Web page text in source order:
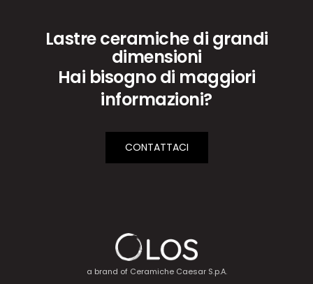
Lastre ceramiche di grandi
dimensioni
Hai bisogno di maggiori
informazioni?
CONTATTACI
a brand of Ceramiche Caesar S.p.A.